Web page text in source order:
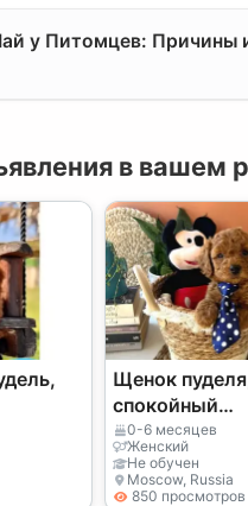
у Питомцев: Причины
в вашем
Щенок
спокойный
темперамент,
домашнее
выращивание
0-6 месяцев
Женский
Не обучен
Moscow, Russia
850 просмотров